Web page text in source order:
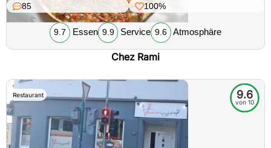
85 100%
9.7 Essen 9.9 Service 9.6 Atmosphäre
Chez Rami
Restaurant 9.6
von 10